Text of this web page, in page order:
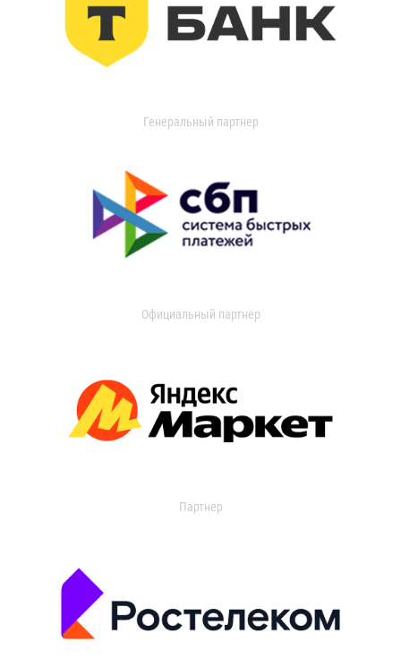
Генеральный партнер
Официальный партнер
Партнер